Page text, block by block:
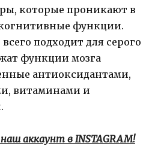
которые проникают в
функции.
подходит для серого
функции мозга
антиоксидантами,
витаминами и
аккаунт в INSTAGRAM!